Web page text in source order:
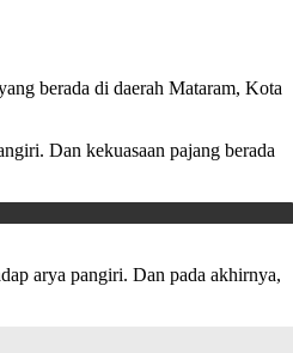
berada di daerah Mataram, Kota
Dan kekuasaan pajang berada
arya pangiri. Dan pada akhirnya,